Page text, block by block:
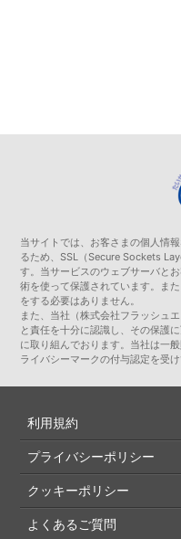
当サイトでは、お客さまの個人情
るため、SSL（Secure Sockets
す。当サービスのウェブサーバと
術を使って保護されています。ま
をする必要はありません。
また、当社（株式会社フラッシュ
と責任を十分に認識し、その保護
に取り組んでおります。当社は一
ライバシーマークの付与認定を受け
利用規約
プライバシーポリシー
クッキーポリシー
よくあるご質問